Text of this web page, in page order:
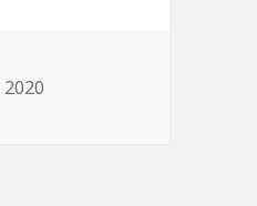
2020